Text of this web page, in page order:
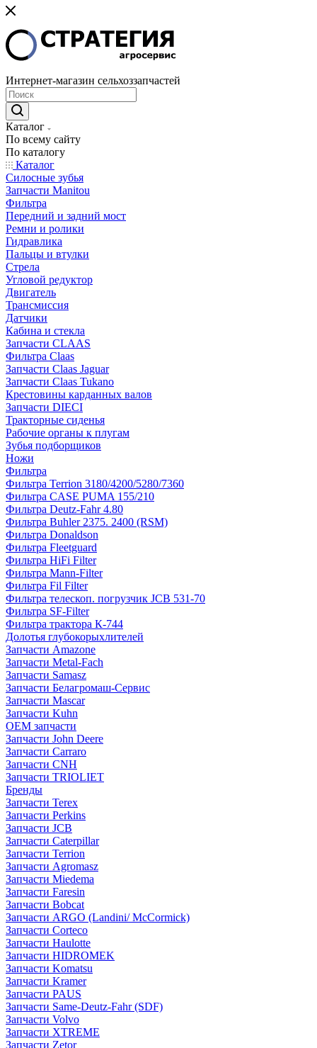
Интернет-магазин сельхоззапчастей
Каталог
По всему сайту
По каталогу
Каталог
Cилосные зубья
Запчасти Manitou
Фильтра
Передний и задний мост
Ремни и ролики
Гидравлика
Пальцы и втулки
Стрела
Угловой редуктор
Двигатель
Трансмиссия
Датчики
Кабина и стекла
Запчасти CLAAS
Фильтра Claas
Запчасти Claas Jaguar
Запчасти Claas Tukano
Крестовины карданных валов
Запчасти DIECI
Тракторные сиденья
Рабочие органы к плугам
Зубья подборщиков
Ножи
Фильтра
Фильтра Terrion 3180/4200/5280/7360
Фильтра CASE PUMA 155/210
Фильтра Deutz-Fahr 4.80
Фильтра Buhler 2375. 2400 (RSM)
Фильтра Donaldson
Фильтра Fleetguard
Фильтра HiFi Filter
Фильтра Mann-Filter
Фильтра Fil Filter
Фильтра телескоп. погрузчик JCB 531-70
Фильтра SF-Filter
Фильтра трактора К-744
Долотья глубокорыхлителей
Запчасти Amazone
Запчасти Metal-Fach
Запчасти Samasz
Запчасти Белагромаш-Сервис
Запчасти Mascar
Запчасти Kuhn
OEM запчасти
Запчасти John Deere
Запчасти Carraro
Запчасти CNH
Запчасти TRIOLIET
Бренды
Запчасти Terex
Запчасти Perkins
Запчасти JCB
Запчасти Caterpillar
Запчасти Terrion
Запчасти Agromasz
Запчасти Miedema
Запчасти Faresin
Запчасти Bobcat
Запчасти ARGO (Landini/ McCormick)
Запчасти Corteco
Запчасти Haulotte
Запчасти HIDROMEK
Запчасти Komatsu
Запчасти Kramer
Запчасти PAUS
Запчасти Same-Deutz-Fahr (SDF)
Запчасти Volvo
Запчасти XTREME
Запчасти Zetor